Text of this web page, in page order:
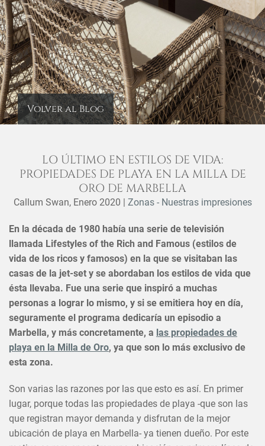
Volver al Blog
LO ÚLTIMO EN ESTILOS DE VIDA:
PROPIEDADES DE PLAYA EN LA MILLA DE
ORO DE MARBELLA
Callum Swan, Enero 2020 | Zonas - Nuestras impresiones
En la década de 1980 había una serie de televisión
llamada Lifestyles of the Rich and Famous (estilos de
vida de los ricos y famosos) en la que se visitaban las
casas de la jet-set y se abordaban los estilos de vida que
ésta llevaba. Fue una serie que inspiró a muchas
personas a lograr lo mismo, y si se emitiera hoy en día,
seguramente el programa dedicaría un episodio a
Marbella, y más concretamente, a las propiedades de
playa en la Milla de Oro, ya que son lo más exclusivo de
esta zona.
Son varias las razones por las que esto es así. En primer
lugar, porque todas las propiedades de playa -que son las
que registran mayor demanda y disfrutan de la mejor
ubicación de playa en Marbella- ya tienen dueño. Por este